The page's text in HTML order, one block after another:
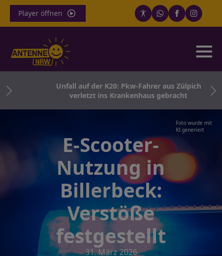
Player öffnen
Unfall auf der K20: Pkw-Fahrer aus Zülpich
verletzt ins Krankenhaus gebracht
Foto wurde mit
KI generiert
E-Scooter-
Nutzung in
Billerbeck:
Verstöße
festgestellt
31. März 2026